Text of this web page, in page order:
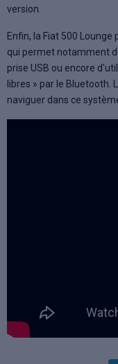
version.
Enfin, la Fiat 500
qui permet notamment
prise USB ou encore
libres » par le
naviguer dans ce